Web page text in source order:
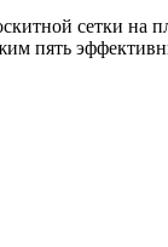
сетки на
пять